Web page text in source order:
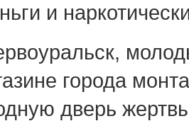
и
города
дверь